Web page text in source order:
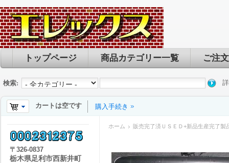
トップページ 商品カテゴリー一覧 ご注
検索:
カートは空です 購入手続き
ホーム 販売完了済ＵＳＥＤ+新品生産完了製
〒 326-0837
栃木県足利市西新井町